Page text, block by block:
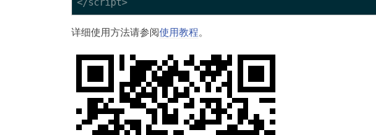
详细使用方法请参阅使用教程。